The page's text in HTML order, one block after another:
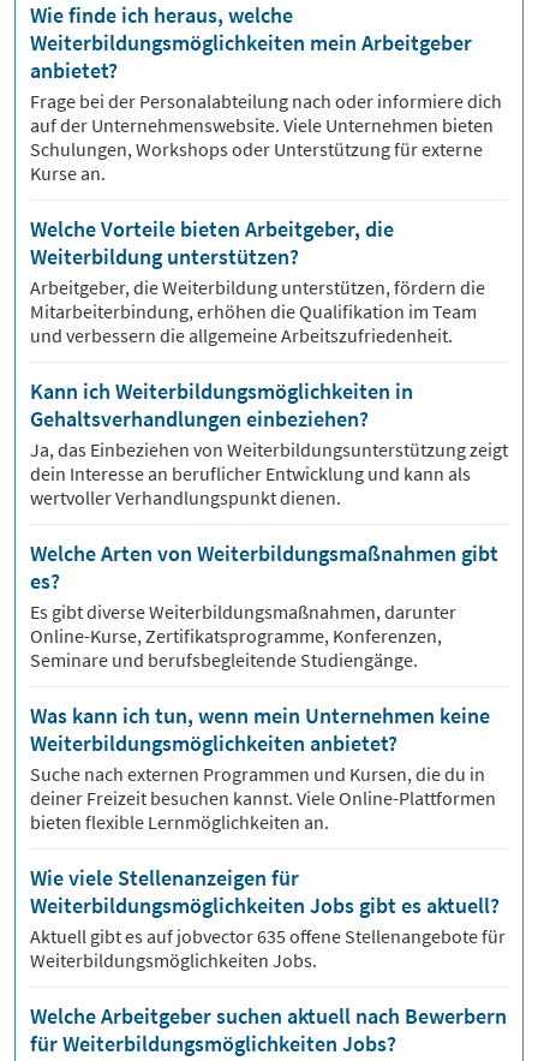
Wie finde ich heraus, welche
Weiterbildungsmöglichkeiten mein Arbeitgeber
anbietet?
Frage bei der Personalabteilung nach oder informiere dich
auf der Unternehmenswebsite. Viele Unternehmen bieten
Schulungen, Workshops oder Unterstützung für externe
Kurse an.
Welche Vorteile bieten Arbeitgeber, die
Weiterbildung unterstützen?
Arbeitgeber, die Weiterbildung unterstützen, fördern die
Mitarbeiterbindung, erhöhen die Qualifikation im Team
und verbessern die allgemeine Arbeitszufriedenheit.
Kann ich Weiterbildungsmöglichkeiten in
Gehaltsverhandlungen einbeziehen?
Ja, das Einbeziehen von Weiterbildungsunterstützung zeigt
dein Interesse an beruflicher Entwicklung und kann als
wertvoller Verhandlungspunkt dienen.
Welche Arten von Weiterbildungsmaßnahmen gibt
es?
Es gibt diverse Weiterbildungsmaßnahmen, darunter
Online-Kurse, Zertifikatsprogramme, Konferenzen,
Seminare und berufsbegleitende Studiengänge.
Was kann ich tun, wenn mein Unternehmen keine
Weiterbildungsmöglichkeiten anbietet?
Suche nach externen Programmen und Kursen, die du in
deiner Freizeit besuchen kannst. Viele Online-Plattformen
bieten flexible Lernmöglichkeiten an.
Wie viele Stellenanzeigen für
Weiterbildungsmöglichkeiten Jobs gibt es aktuell?
Aktuell gibt es auf jobvector635 offene Stellenangebote für
Weiterbildungsmöglichkeiten Jobs.
Welche Arbeitgeber suchen aktuell nach Bewerbern
für Weiterbildungsmöglichkeiten Jobs?